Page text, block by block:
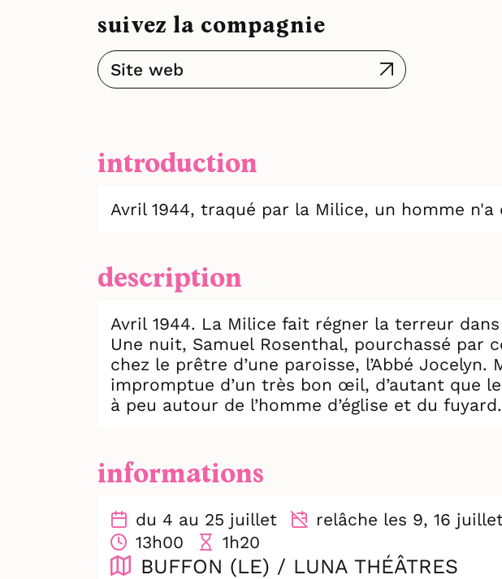
suivez la compagnie
Site web
introduction
Avril 1944, traqué par la Milice, un homme
description
Avril 1944. La Milice fait régner la terreur
Une nuit, Samuel Rosenthal, pourchassé par
chez le prêtre d’une paroisse, l’Abbé
impromptue d’un très bon œil, d’autant que
à peu autour de l’homme d’église et du
Et si ce qui les unit était plus fort que ce qui
informations
du 4 au 25 juillet
relâche les 9, 16
13h00
1h20
BUFFON (LE) / LUNA THÉÂTRES